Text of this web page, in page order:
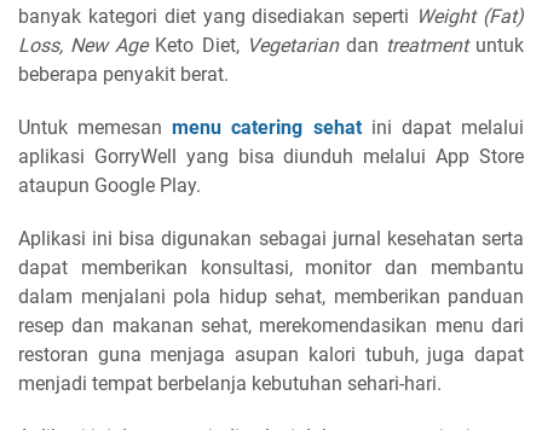
banyak kategori diet yang disediakan seperti Weight (Fat)
Loss, New Age Keto Diet, Vegetariandan treatmentuntuk
beberapa penyakit berat.
Untuk memesanmenu catering sehatini dapat melalui
aplikasi GorryWell yang bisa diunduh melalui App Store
ataupun Google Play.
Aplikasi ini bisa digunakan sebagai jurnal kesehatan serta
dapat memberikan konsultasi, monitor dan membantu
dalam menjalani pola hidup sehat, memberikan panduan
resep dan makanan sehat, merekomendasikan menu dari
restoran guna menjaga asupan kalori tubuh, juga dapat
menjadi tempat berbelanja kebutuhan sehari-hari.